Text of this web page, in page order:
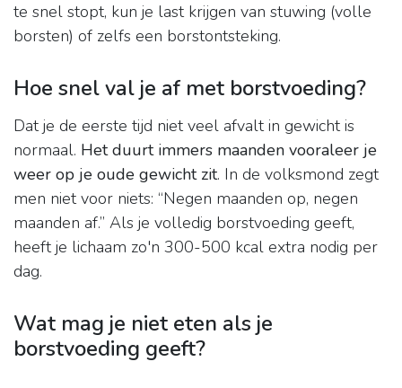
te snel stopt, kun je last krijgen van stuwing (volle
borsten) of zelfs een borstontsteking.
Hoe snel val je af met borstvoeding?
Dat je de eerste tijd niet veel afvalt in gewicht is
normaal. Het duurt immers maanden vooraleer je
weer op je oude gewicht zit. In de volksmond zegt
men niet voor niets: “Negen maanden op, negen
maanden af.” Als je volledig borstvoeding geeft,
heeft je lichaam zo'n 300-500 kcal extra nodig per
dag.
Wat mag je niet eten als je
borstvoeding geeft?